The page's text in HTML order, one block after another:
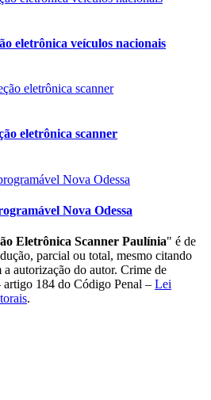
eletrônica veículos nacionais
eletrônica scanner
Nova Odessa
Eletrônica Scanner Paulínia" é de
parcial ou total, mesmo citando
autorização do autor. Crime de
184 do Código Penal – Lei
.